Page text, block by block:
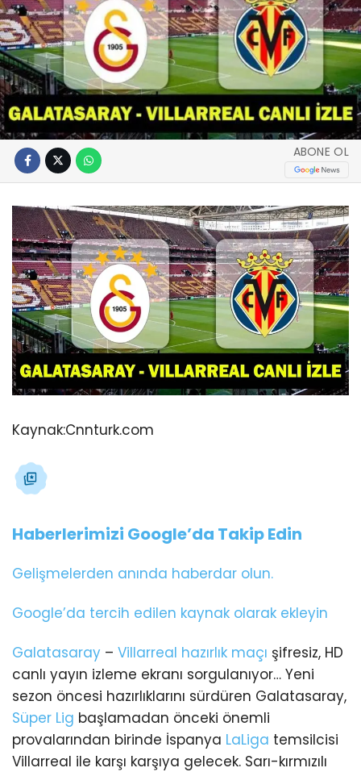
ABONE OL
Kaynak:Cnnturk.com
Haberlerimizi Google’da Takip Edin
Gelişmelerden anında haberdar olun.
Google’da tercih edilen kaynak olarak ekleyin
Galatasaray – Villarreal hazırlık maçı şifresiz, HD
canlı yayın izleme ekranı sorgulanıyor… Yeni
sezon öncesi hazırlıklarını sürdüren Galatasaray,
Süper Lig başlamadan önceki önemli
provalarından birinde İspanya LaLiga temsilcisi
Villarreal ile karşı karşıya gelecek. Sarı-kırmızılı